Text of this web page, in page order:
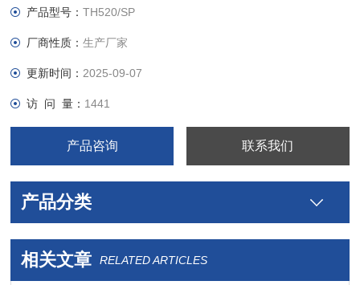
产品型号：TH520/SP
厂商性质：生产厂家
更新时间： 2025-09-07
访 问 量： 1441
产品咨询 联系我们
产品分类
相关文章 RELATED ARTICLES